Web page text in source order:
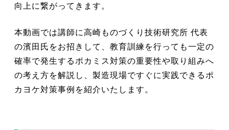
向上に繋がってきます。
本動画では講師に高崎ものづくり技術研究所 代表
の濱田氏をお招きして、教育訓練を行っても一定の
確率で発生するポカミス対策の重要性や取り組みへ
の考え方を解説し、製造現場ですぐに実践できるポ
カヨケ対策事例を紹介いたします。